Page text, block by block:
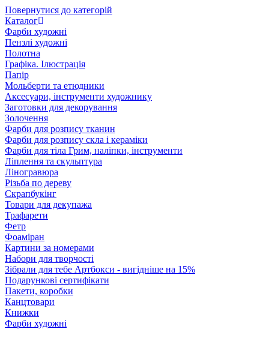
Повернутися до категорій
Каталог
Фарби художні
Пензлі художні
Полотна
Графіка. Ілюстрація
Папір
Мольберти та етюдники
Аксесуари, інструменти художнику
Заготовки для декорування
Золочення
Фарби для розпису тканин
Фарби для розпису скла і кераміки
Фарби для тіла Грим, наліпки, інструменти
Ліплення та скульптура
Ліногравюра
Різьба по дереву
Скрапбукінг
Товари для декупажа
Трафарети
Фетр
Фоаміран
Картини за номерами
Набори для творчості
Зібрали для тебе Артбокси - вигідніше на 15%
Подарункові сертифікати
Пакети, коробки
Канцтовари
Книжки
Фарби художні